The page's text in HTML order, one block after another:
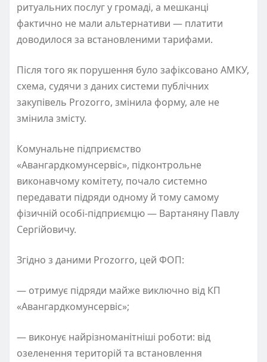
ритуальних послуг у громаді, а мешканці
фактично не мали альтернативи — платити
доводилося за встановленими тарифами.
Після того як порушення було зафіксовано АМКУ,
схема, судячи з даних системи публічних
закупівель Prozorro, змінила форму, але не
змінила змісту.
Комунальне підприємство
«Авангардкомунсервіс», підконтрольне
виконавчому комітету, почало системно
передавати підряди одному й тому самому
фізичній особі-підприємцю — Вартаняну Павлу
Сергійовичу.
Згідно з даними Prozorro, цей ФОП:
— отримує підряди майже виключно від КП
«Авангардкомунсервіс»;
— виконує найрізноманітніші роботи: від
озеленення територій та встановлення